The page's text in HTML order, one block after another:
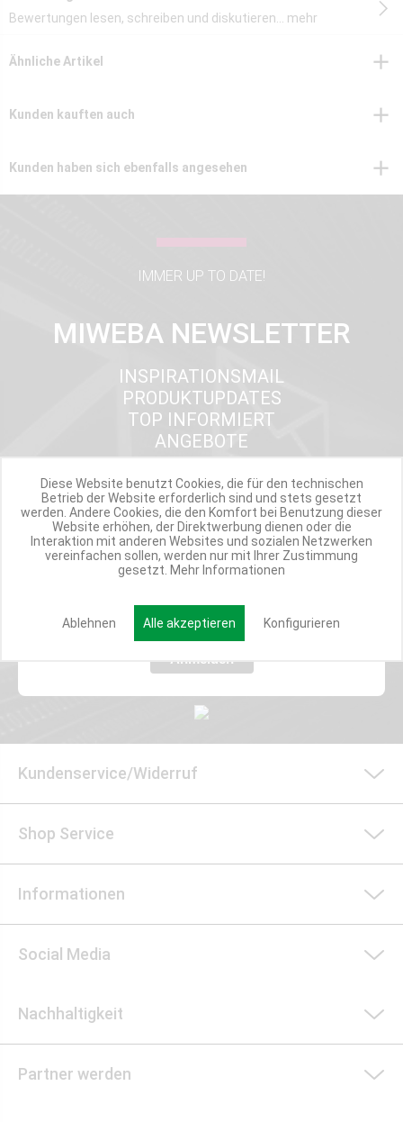
Bewertungen lesen, schreiben und diskutieren... mehr
Ähnliche Artikel
Kunden kauften auch
Kunden haben sich ebenfalls angesehen
IMMER UP TO DATE!
MIWEBA NEWSLETTER
INSPIRATIONSMAIL
PRODUKTUPDATES
TOP INFORMIERT
ANGEBOTE
Werde Teil der Miweba Community!
Verpasse nie wieder exklusive Newsletter-Rabatte und Aktionen
Anmelden
Kundenservice/Widerruf
Shop Service
Informationen
Social Media
Nachhaltigkeit
Partner werden
Diese Website benutzt Cookies, die für den technischen
Betrieb der Website erforderlich sind und stets gesetzt
werden. Andere Cookies, die den Komfort bei Benutzung dieser
Website erhöhen, der Direktwerbung dienen oder die
Interaktion mit anderen Websites und sozialen Netzwerken
vereinfachen sollen, werden nur mit Ihrer Zustimmung
gesetzt. Mehr Informationen
Ablehnen Alle akzeptieren Konfigurieren